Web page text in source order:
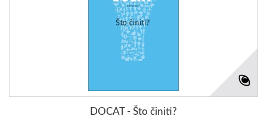
DOCAT - Što činiti?